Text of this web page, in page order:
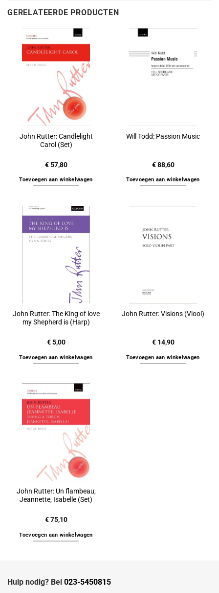
GERELATEERDE PRODUCTEN
John Rutter: Candlelight
Carol (Set)
€57,80
Toevoegen aan winkelwagen
Will Todd: Passion Music
€88,60
Toevoegen aan winkelwagen
John Rutter: The King of love
my Shepherd is (Harp)
€5,00
Toevoegen aan winkelwagen
John Rutter: Visions (Viool)
€14,90
Toevoegen aan winkelwagen
John Rutter: Un flambeau,
Jeannette, Isabelle (Set)
€75,10
Toevoegen aan winkelwagen
Hulp nodig? Bel 023-5450815